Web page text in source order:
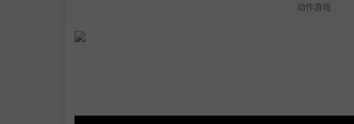
动作游戏